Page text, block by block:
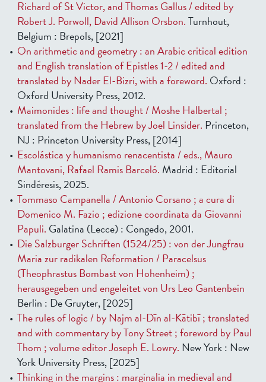
Richard of St Victor, and Thomas Gallus / edited by
Robert J. Porwoll, David Allison Orsbon.Turnhout,
Belgium : Brepols, [2021]
On arithmetic and geometry : an Arabic critical edition
and English translation of Epistles 1-2 / edited and
translated by Nader El-Bizri, with a foreword. Oxford :
Oxford University Press, 2012.
Maimonides : life and thought / Moshe Halbertal ;
translated from the Hebrew by Joel Linsider. Princeton,
NJ : Princeton University Press, [2014]
Escolástica y humanismo renacentista / eds., Mauro
Mantovani, Rafael Ramis Barceló. Madrid : Editorial
Sindéresis, 2025.
Tommaso Campanella / Antonio Corsano ; a cura di
Domenico M. Fazio ; edizione coordinata da Giovanni
Papuli. Galatina (Lecce) : Congedo, 2001.
Die Salzburger Schriften (1524/25) : von der Jungfrau
Maria zur radikalen Reformation / Paracelsus
(Theophrastus Bombast von Hohenheim) ;
herausgegeben und engeleitet von Urs Leo Gantenbein
Berlin : De Gruyter, [2025]
The rules of logic / by Najm al-Dīn al-Kātibī ; translated
and with commentary by Tony Street ; foreword by Paul
Thom ; volume editor Joseph E. Lowry. New York : New
York University Press, [2025]
Thinking in the margins : marginalia in medieval and